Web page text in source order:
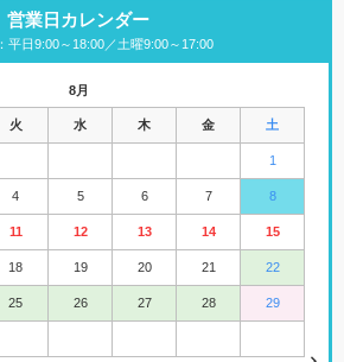
営業日カレンダー
平日9:00～18:00／土曜9:00～17:00
8月
火 水 木 金 土
1
4 5 6 7 8
11 12 13 14 15
18 19 20 21 22
25 26 27 28 29